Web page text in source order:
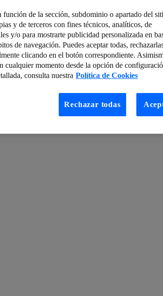
Talk: ¿Qué es Data-driven y cómo prepararnos
sostenible en la lucha contra el cambio
Carolina Marín Case study: Como está usando
de Enero: 5 post del sector que no debes
función de la sección, subdominio o apartado del
y de terceros con fines técnicos, analíticos, de
y/o para mostrarte publicidad personalizada en
de navegación. Puedes aceptar todas,
clicando en el botón correspondiente.
cualquier momento desde la opción de
consulta nuestra Política de Cookies
Rechazar todas